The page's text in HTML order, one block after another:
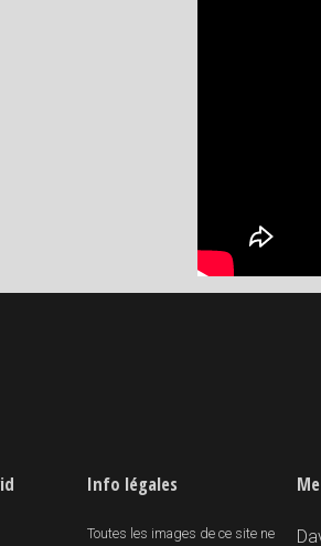
Info légales
Toutes les images de ce site ne